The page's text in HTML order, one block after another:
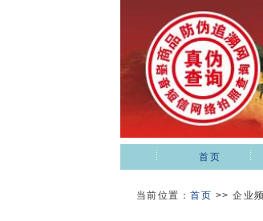
首页
当前位置： 首页 >> 企业